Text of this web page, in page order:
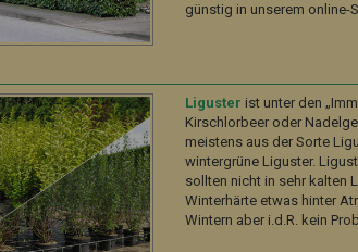
günstig in unserem online-
Liguster ist unter den
Kirschlorbeer oder
meistens aus der Sorte
wintergrüne Liguster.
sollten nicht in sehr kalten
Winterhärte etwas hinter
Wintern aber i.d.R. kein